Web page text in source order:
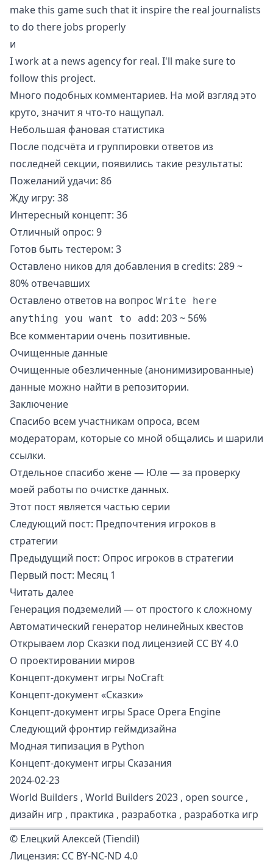
make this game such that it inspire the real journalists
to do there jobs properly
и
I work at a news agency for real. I'll make sure to
follow this project.
Много подобных комментариев. На мой взгляд это
круто, значит я что-то нащупал.
Небольшая фановая статистика
После подсчёта и группировки ответов из
последней секции, появились такие результаты:
Пожеланий удачи: 86
Жду игру: 38
Интересный концепт: 36
Отличный опрос: 9
Готов быть тестером: 3
Оставлено ников для добавления в credits: 289 ~
80% отвечавших
Оставлено ответов на вопрос Write here
anything you want to add: 203 ~ 56%
Все комментарии очень позитивные.
Очищенные данные
Очищенные обезличенные (анонимизированные)
данные можно найти в репозитории.
Заключение
Спасибо всем участникам опроса, всем
модераторам, которые со мной общались и шарили
ссылки.
Отдельное спасибо жене — Юле— за проверку
моей работы по очистке данных.
Этот пост является частью серии
Следующий пост: Предпочтения игроков в
стратегии
Предыдущий пост: Опрос игроков в стратегии
Первый пост: Месяц 1
Читать далее
Генерация подземелий — от простого к сложному
Автоматический генератор нелинейных квестов
Открываем лор Сказки под лицензией CC BY 4.0
О проектировании миров
Концепт-документ игры NoCraft
Концепт-документ «Сказки»
Концепт-документ игры Space Opera Engine
Следующий фронтир геймдизайна
Модная типизация в Python
Концепт-документ игры Сказания
2024-02-23
World Builders , World Builders 2023 , open source ,
дизайн игр , практика , разработка , разработка игр
© Елецкий Алексей (Tiendil)
Лицензия: CC BY-NC-ND 4.0